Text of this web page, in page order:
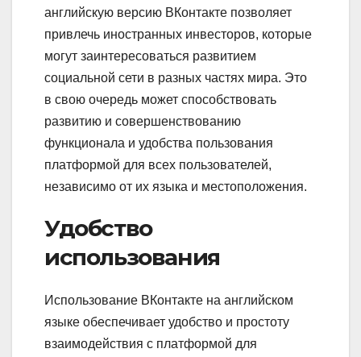
английскую версию ВКонтакте позволяет
привлечь иностранных инвесторов, которые
могут заинтересоваться развитием
социальной сети в разных частях мира. Это
в свою очередь может способствовать
развитию и совершенствованию
функционала и удобства пользования
платформой для всех пользователей,
независимо от их языка и местоположения.
Удобство
использования
Использование ВКонтакте на английском
языке обеспечивает удобство и простоту
взаимодействия с платформой для